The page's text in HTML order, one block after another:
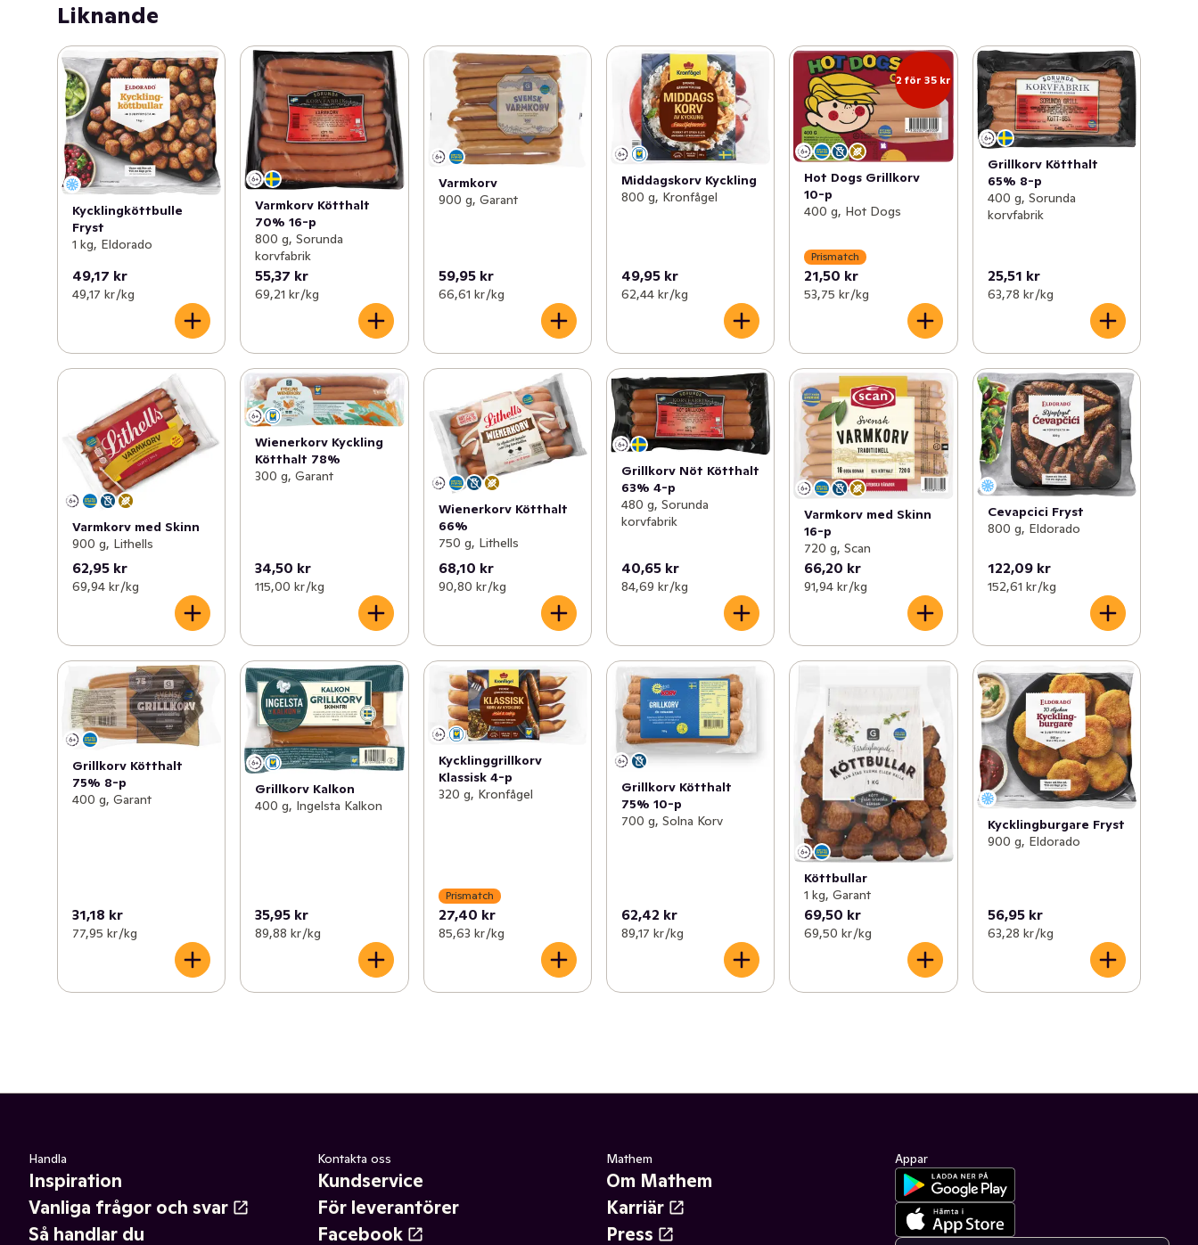
Liknande
Kycklingköttbulle
Fryst
1 kg, Eldorado
49,17 kr
49,17 kr /kg
Varmkorv Kötthalt
70% 16-p
800 g, Sorunda
korvfabrik
55,37 kr
69,21 kr /kg
Varmkorv
900 g, Garant
59,95 kr
66,61 kr /kg
Middagskorv Kyckling
800 g, Kronfågel
49,95 kr
62,44 kr /kg
2 för 35 kr
Hot Dogs Grillkorv
10-p
400 g, Hot Dogs
Prismatch
21,50 kr
53,75 kr /kg
Grillkorv Kötthalt
65% 8-p
400 g, Sorunda
korvfabrik
25,51 kr
63,78 kr /kg
Varmkorv med Skinn
900 g, Lithells
62,95 kr
69,94 kr /kg
Wienerkorv Kyckling
Kötthalt 78%
300 g, Garant
34,50 kr
115,00 kr /kg
Wienerkorv Kötthalt
66%
750 g, Lithells
68,10 kr
90,80 kr /kg
Grillkorv Nöt Kötthalt
63% 4-p
480 g, Sorunda
korvfabrik
40,65 kr
84,69 kr /kg
Varmkorv med Skinn
16-p
720 g, Scan
66,20 kr
91,94 kr /kg
Cevapcici Fryst
800 g, Eldorado
122,09 kr
152,61 kr /kg
Grillkorv Kötthalt
75% 8-p
400 g, Garant
31,18 kr
77,95 kr /kg
Grillkorv Kalkon
400 g, Ingelsta Kalkon
35,95 kr
89,88 kr /kg
Kycklinggrillkorv
Klassisk 4-p
320 g, Kronfågel
Prismatch
27,40 kr
85,63 kr /kg
Grillkorv Kötthalt
75% 10-p
700 g, Solna Korv
62,42 kr
89,17 kr /kg
Köttbullar
1 kg, Garant
69,50 kr
69,50 kr /kg
Kycklingburgare Fryst
900 g, Eldorado
56,95 kr
63,28 kr /kg
Handla
Inspiration
Vanliga frågor och svar
Så handlar du
Kontakta oss
Kundservice
För leverantörer
Facebook
Mathem
Om Mathem
Karriär
Press
Appar